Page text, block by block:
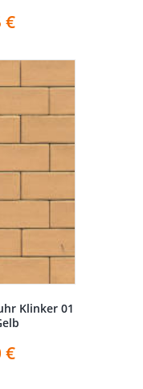
€
Klinker 01
€